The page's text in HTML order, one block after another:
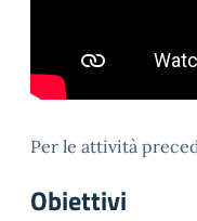
Per le attività
Obiettivi